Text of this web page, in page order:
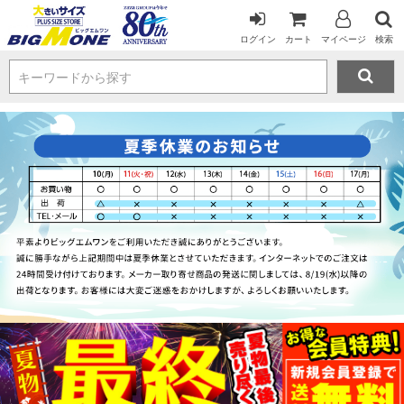
ログイン カート マイページ 検索
キーワードから探す